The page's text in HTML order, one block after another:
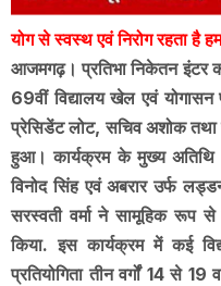
योग से स्वस्थ एवं निरोग रहता है
आजमगढ़। प्रतिभा निकेतन इंटर
69वीं विद्यालय खेल एवं योगासन
प्रेसिडेंट लोट, सचिव अशोक तथा
हुआ। कार्यक्रम के मुख्य
विनोद सिंह एवं अबरार उर्फ
सरस्वती वर्मा ने सामूहिक रूप
किया. इस कार्यक्रम में कई
प्रतियोगिता तीन वर्गों 14 से